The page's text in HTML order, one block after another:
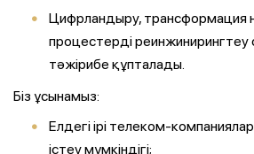
Цифрландыру, трансформация
процестерді реинжинирингтеу
тәжірибе құпталады.
Біз ұсынамыз:
Елдегі ірі телеком-
істеу мүмкіндігі;